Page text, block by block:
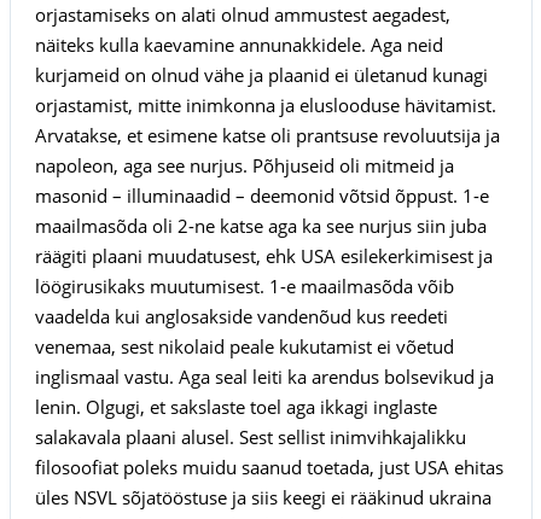
orjastamiseks on alati olnud ammustest aegadest,
näiteks kulla kaevamine annunakkidele. Aga neid
kurjameid on olnud vähe ja plaanid ei ületanud kunagi
orjastamist, mitte inimkonna ja eluslooduse hävitamist.
Arvatakse, et esimene katse oli prantsuse revoluutsija ja
napoleon, aga see nurjus. Põhjuseid oli mitmeid ja
masonid – illuminaadid – deemonid võtsid õppust. 1-e
maailmasõda oli 2-ne katse aga ka see nurjus siin juba
räägiti plaani muudatusest, ehk USA esilekerkimisest ja
löögirusikaks muutumisest. 1-e maailmasõda võib
vaadelda kui anglosakside vandenõud kus reedeti
venemaa, sest nikolaid peale kukutamist ei võetud
inglismaal vastu. Aga seal leiti ka arendus bolsevikud ja
lenin. Olgugi, et sakslaste toel aga ikkagi inglaste
salakavala plaani alusel. Sest sellist inimvihkajalikku
filosoofiat poleks muidu saanud toetada, just USA ehitas
üles NSVL sõjatööstuse ja siis keegi ei rääkinud ukraina